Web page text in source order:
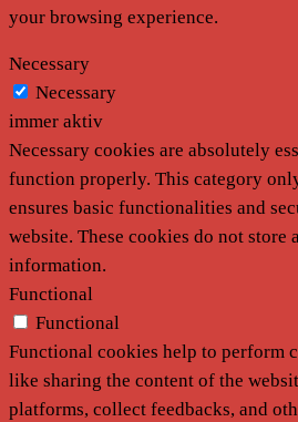
your browsing experience.
Necessary
Necessary
immer aktiv
Necessary cookies are absolutely
function properly. This category
ensures basic functionalities and
website. These cookies do not store
information.
Functional
Functional
Functional cookies help to perform
like sharing the content of the
platforms, collect feedbacks, and